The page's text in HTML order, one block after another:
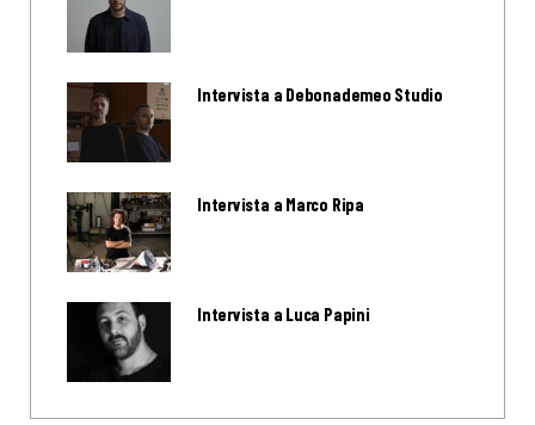
Intervista a Debonademeo Studio
Intervista a Marco Ripa
Intervista a Luca Papini